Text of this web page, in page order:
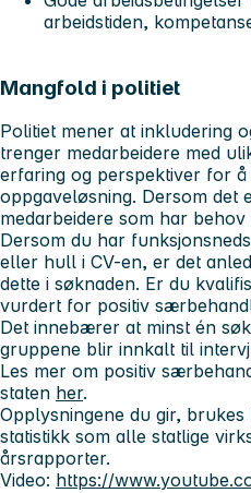
arbeidstiden,
Mangfold i politiet
Politiet mener at inkludering
trenger medarbeidere med
erfaring og perspektiver for
oppgaveløsning. Dersom det
medarbeidere som har
Dersom du har
eller hull i CV-en, er det
dette i søknaden. Er du
vurdert for positiv
Det innebærer at minst én
gruppene blir innkalt til
Les mer om positiv
staten her.
Opplysningene du gir,
statistikk som alle statlige
årsrapporter.
Video: https://